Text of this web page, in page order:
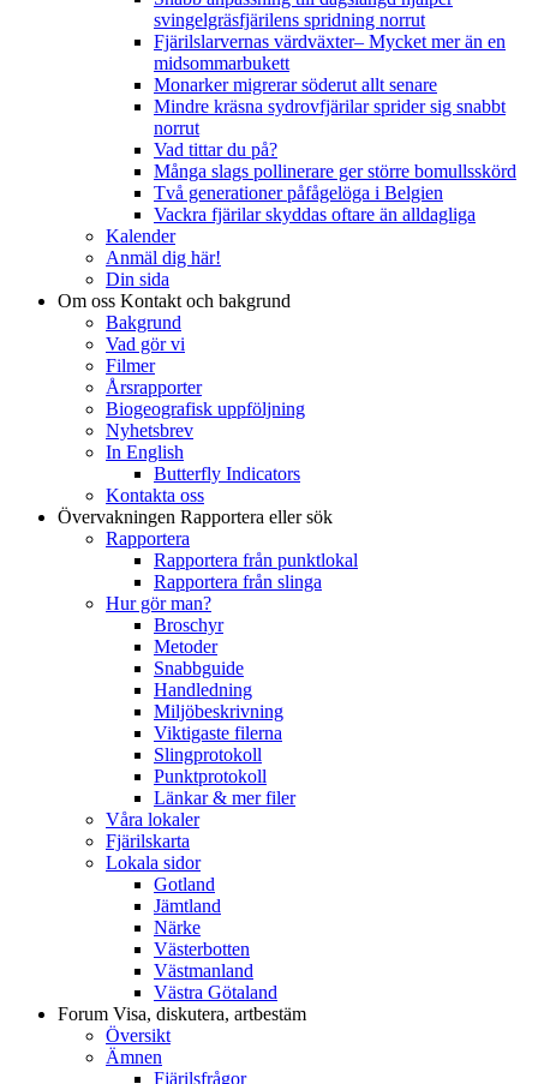
svingelgräsfjärilens spridning norrut
Fjärilslarvernas värdväxter– Mycket mer än en
midsommarbukett
Monarker migrerar söderut allt senare
Mindre kräsna sydrovfjärilar sprider sig snabbt
norrut
Vad tittar du på?
Många slags pollinerare ger större bomullsskörd
Två generationer påfågelöga i Belgien
Vackra fjärilar skyddas oftare än alldagliga
Kalender
Anmäl dig här!
Din sida
Om oss Kontakt och bakgrund
Bakgrund
Vad gör vi
Filmer
Årsrapporter
Biogeografisk uppföljning
Nyhetsbrev
In English
Butterfly Indicators
Kontakta oss
Övervakningen Rapportera eller sök
Rapportera
Rapportera från punktlokal
Rapportera från slinga
Hur gör man?
Broschyr
Metoder
Snabbguide
Handledning
Miljöbeskrivning
Viktigaste filerna
Slingprotokoll
Punktprotokoll
Länkar & mer filer
Våra lokaler
Fjärilskarta
Lokala sidor
Gotland
Jämtland
Närke
Västerbotten
Västmanland
Västra Götaland
Forum Visa, diskutera, artbestäm
Översikt
Ämnen
Fjärilsfrågor